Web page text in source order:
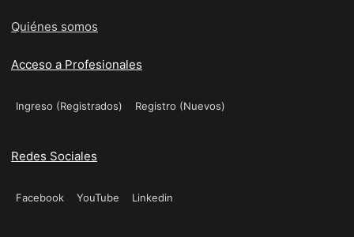
Quiénes somos
Acceso a Profesionales
Ingreso (Registrados) Registro (Nuevos)
Redes Sociales
Facebook YouTube Linkedin